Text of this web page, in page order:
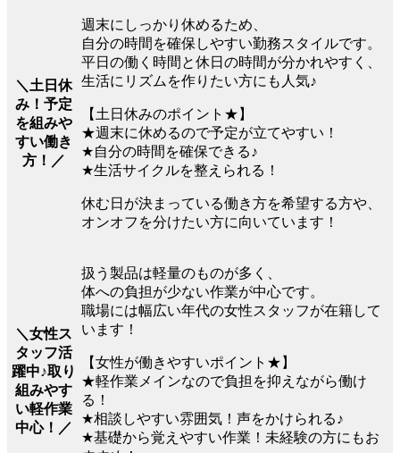
＼土日休
み！予定
を組みや
すい働き
方！／
週末にしっかり休めるため、
自分の時間を確保しやすい勤務スタイルです。
平日の働く時間と休日の時間が分かれやすく、
生活にリズムを作りたい方にも人気♪
【土日休みのポイント★】
★週末に休めるので予定が立てやすい！
★自分の時間を確保できる♪
★生活サイクルを整えられる！
休む日が決まっている働き方を希望する方や、
オンオフを分けたい方に向いています！
＼女性ス
タッフ活
躍中♪取り
組みやす
い軽作業
中心！／
扱う製品は軽量のものが多く、
体への負担が少ない作業が中心です。
職場には幅広い年代の女性スタッフが在籍して
います！
【女性が働きやすいポイント★】
★軽作業メインなので負担を抑えながら働け
る！
★相談しやすい雰囲気！声をかけられる♪
★基礎から覚えやすい作業！未経験の方にもお